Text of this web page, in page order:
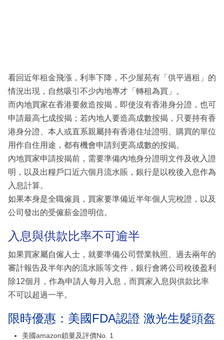
看回近年租金飛漲，利率下降，不少屋苑有「供平過租」的
情況出現，自然吸引不少內地專才「轉租為買」。
而內地買家在香港要敘造按揭，即使沒有香港身分證，也可
申請最高七成按揭；若內地人要造高成數按揭，只要持有香
港身分證、本人或直系親屬持有香港住址證明、購買的單位
用作自住用途，都有機會申請到更高成數的按揭。
內地買家申請按揭前，需要準備內地身分證明文件及收入證
明，以及出糧戶口近六個月流水賬，銀行是以稅後入息作為
入息計算。
如果本身是全職僱員，買家要準備近半年個人完稅證，以及
公司發出的受僱薪金證明信。
入息與供款比率不可逾半
如果買家屬自僱人士，就要準備公司營業執照、過去兩年的
審計報告及半年內的流水賬等文件，銀行會將公司稅後盈利
除12個月，作為申請人每月入息，而買家入息與供款比率
不可以超過一半。
限時優惠：美國FDA認證 激光生髮頭盔
美國amazon鎖量及評價No. 1